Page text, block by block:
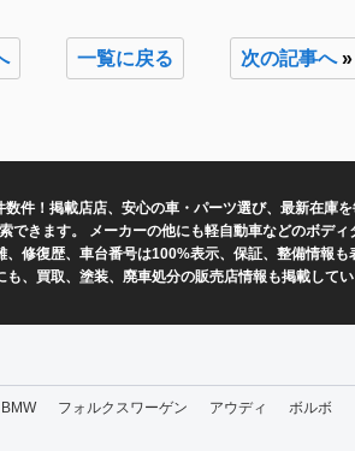
一覧に戻る 次の記事へ»
数件！掲載店店、安心の車・パーツ選び、最新在庫
できます。 メーカーの他にも軽自動車などのボデ
修復歴、車台番号は100%表示、保証、整備情報
、買取、塗装、廃車処分の販売店情報も掲載して
BMW フォルクスワーゲン アウディ ボルボ